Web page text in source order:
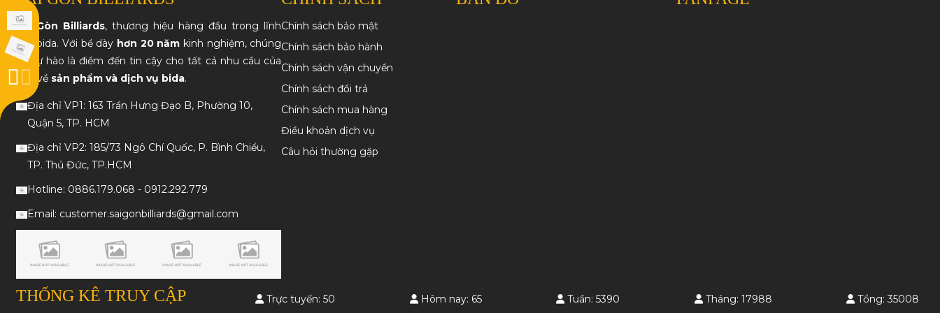
Sài Gòn Billiards, thương hiệu hàng đầu trong lĩnh
vực bida. Với bề dày hơn 20 năm kinh nghiệm, chúng
tôi tự hào là điểm đến tin cậy cho tất cả nhu cầu của
bạn về sản phẩm và dịch vụ bida.
Địa chỉ VP1: 163 Trần Hưng Đạo B, Phường 10,
Quận 5, TP. HCM
Địa chỉ VP2: 185/73 Ngô Chí Quốc, P. Bình Chiểu,
TP. Thủ Đức, TP.HCM
Hotline: 0886.179.068 - 0912.292.779
Email: customer.saigonbilliards@gmail.com
Chính sách bảo mật
Chính sách bảo hành
Chính sách vận chuyển
Chính sách đổi trả
Chính sách mua hàng
Điều khoản dịch vụ
Câu hỏi thường gặp
THỐNG KÊ TRUY CẬP Trực tuyến: 50 Hôm nay: 65 Tuần: 5390 Tháng: 17988 Tổng: 35008